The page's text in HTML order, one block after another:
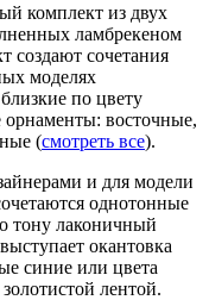
комплект из двух
ламбрекеном
сочетания
моделях
по цвету
орнаменты: восточные,
(смотреть все).
и для модели
однотонные
тону лаконичный
окантовка
синие или цвета
лентой.